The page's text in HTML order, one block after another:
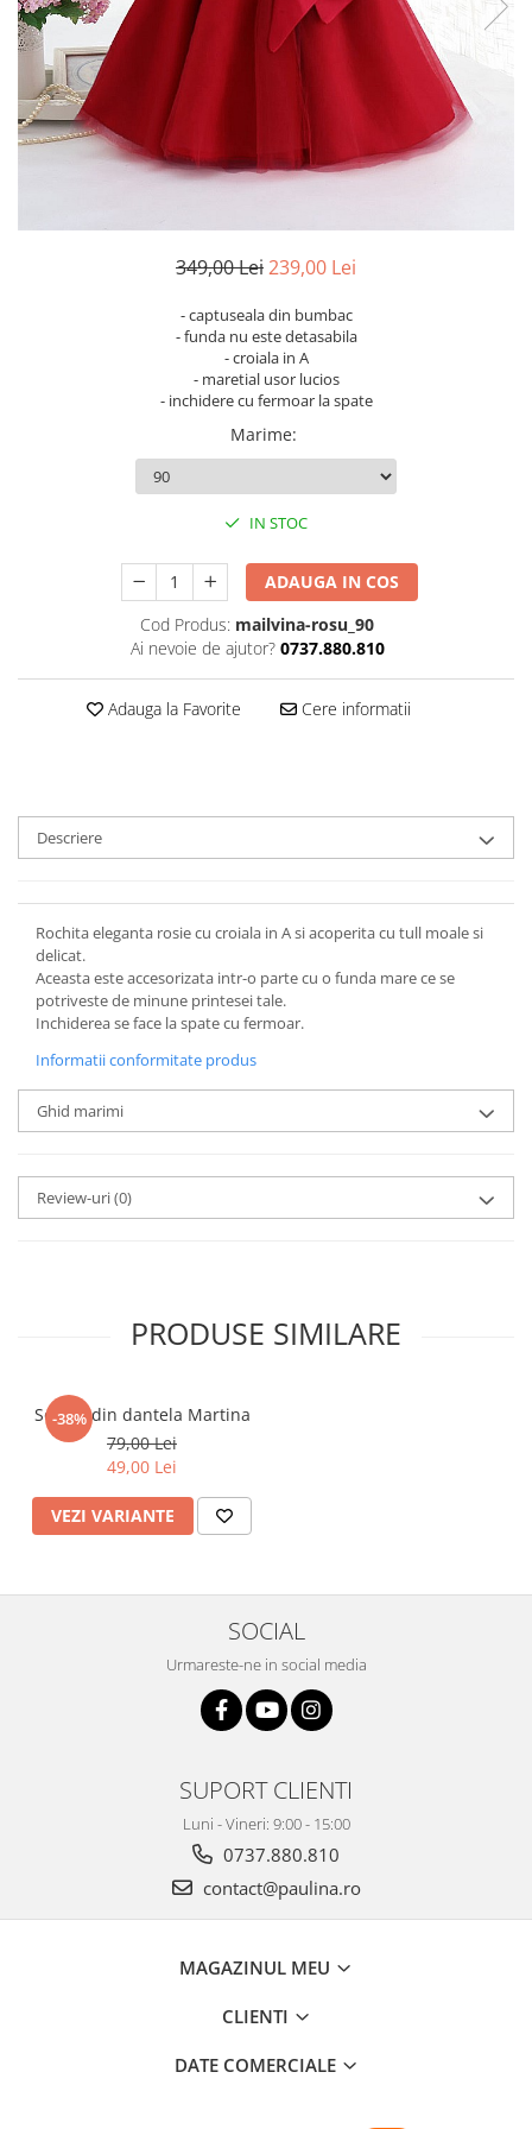
349,00 Lei239,00 Lei
- captuseala din bumbac
- funda nu este detasabila
- croiala in A
- maretial usor lucios
- inchidere cu fermoar la spate
Marime:
IN STOC
ADAUGA IN COS
Cod Produs: mailvina-rosu_90
Ai nevoie de ajutor? 0737.880.810
Adauga la Favorite Cere informatii
Descriere
Rochita eleganta rosie cu croiala in A si acoperita cu tull moale si
delicat.
Aceasta este accesorizata intr-o parte cu o funda mare ce se
potriveste de minune printesei tale.
Inchiderea se face la spate cu fermoar.
Informatii conformitate produs
Ghid marimi
Review-uri(0)
PRODUSE SIMILARE
-38%
Sosete din dantela Martina
79,00 Lei
49,00 Lei
VEZI VARIANTE
SOCIAL
Urmareste-ne in social media
SUPORT CLIENTI
Luni - Vineri: 9:00 - 15:00
0737.880.810
contact@paulina.ro
MAGAZINUL MEU
CLIENTI
DATE COMERCIALE